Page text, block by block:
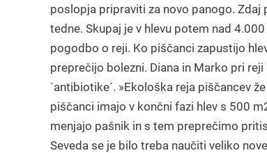
poslopja pripraviti za novo panogo. Zdaj
tedne. Skupaj je v hlevu potem nad
pogodbo o reji. Ko piščanci zapustijo
preprečijo bolezni. Diana in Marko pri
`antibiotike´. »Ekološka reja piščancev
piščanci imajo v končni fazi hlev s 500
menjajo pašnik in s tem preprečimo
Seveda se je bilo treba naučiti veliko